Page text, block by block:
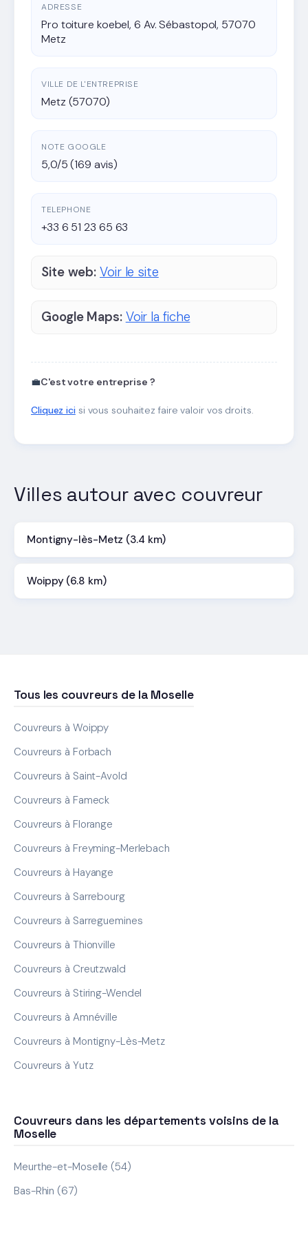
ADRESSE
Pro toiture koebel, 6 Av. Sébastopol, 57070
Metz
VILLE DE L'ENTREPRISE
Metz (57070)
NOTE GOOGLE
5,0/5 (169 avis)
TELEPHONE
+33 6 51 23 65 63
Site web: Voir le site
Google Maps: Voir la fiche
💼C'est votre entreprise ?
Cliquez icisi vous souhaitez faire valoir vos droits.
Villes autour avec couvreur
Montigny-lès-Metz (3.4 km)
Woippy (6.8 km)
Tous les couvreurs de la Moselle
Couvreurs à Woippy
Couvreurs à Forbach
Couvreurs à Saint-Avold
Couvreurs à Fameck
Couvreurs à Florange
Couvreurs à Freyming-Merlebach
Couvreurs à Hayange
Couvreurs à Sarrebourg
Couvreurs à Sarreguemines
Couvreurs à Thionville
Couvreurs à Creutzwald
Couvreurs à Stiring-Wendel
Couvreurs à Amnéville
Couvreurs à Montigny-Lès-Metz
Couvreurs à Yutz
Couvreurs dans les départements voisins de la
Moselle
Meurthe-et-Moselle (54)
Bas-Rhin (67)